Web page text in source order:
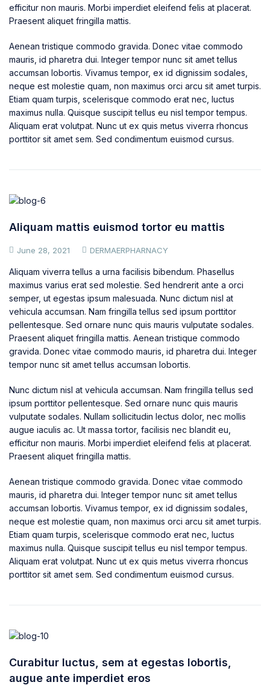
efficitur non mauris. Morbi imperdiet eleifend felis at placerat.
Praesent aliquet fringilla mattis.
Aenean tristique commodo gravida. Donec vitae commodo
mauris, id pharetra dui. Integer tempor nunc sit amet tellus
accumsan lobortis. Vivamus tempor, ex id dignissim sodales,
neque est molestie quam, non maximus orci arcu sit amet turpis.
Etiam quam turpis, scelerisque commodo erat nec, luctus
maximus nulla. Quisque suscipit tellus eu nisl tempor tempus.
Aliquam erat volutpat. Nunc ut ex quis metus viverra rhoncus
porttitor sit amet sem. Sed condimentum euismod cursus.
Aliquam mattis euismod tortor eu mattis
June 28, 2021 DERMAERPHARNACY
Aliquam viverra tellus a urna facilisis bibendum. Phasellus
maximus varius erat sed molestie. Sed hendrerit ante a orci
semper, ut egestas ipsum malesuada. Nunc dictum nisl at
vehicula accumsan. Nam fringilla tellus sed ipsum porttitor
pellentesque. Sed ornare nunc quis mauris vulputate sodales.
Praesent aliquet fringilla mattis. Aenean tristique commodo
gravida. Donec vitae commodo mauris, id pharetra dui. Integer
tempor nunc sit amet tellus accumsan lobortis.
Nunc dictum nisl at vehicula accumsan. Nam fringilla tellus sed
ipsum porttitor pellentesque. Sed ornare nunc quis mauris
vulputate sodales. Nullam sollicitudin lectus dolor, nec mollis
augue iaculis ac. Ut massa tortor, facilisis nec blandit eu,
efficitur non mauris. Morbi imperdiet eleifend felis at placerat.
Praesent aliquet fringilla mattis.
Aenean tristique commodo gravida. Donec vitae commodo
mauris, id pharetra dui. Integer tempor nunc sit amet tellus
accumsan lobortis. Vivamus tempor, ex id dignissim sodales,
neque est molestie quam, non maximus orci arcu sit amet turpis.
Etiam quam turpis, scelerisque commodo erat nec, luctus
maximus nulla. Quisque suscipit tellus eu nisl tempor tempus.
Aliquam erat volutpat. Nunc ut ex quis metus viverra rhoncus
porttitor sit amet sem. Sed condimentum euismod cursus.
Curabitur luctus, sem at egestas lobortis,
augue ante imperdiet eros